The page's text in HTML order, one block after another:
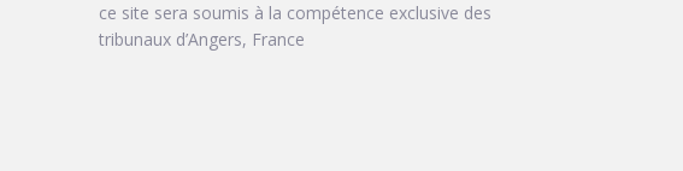
ce site sera soumis à la compétence exclusive des
tribunaux d’Angers, France